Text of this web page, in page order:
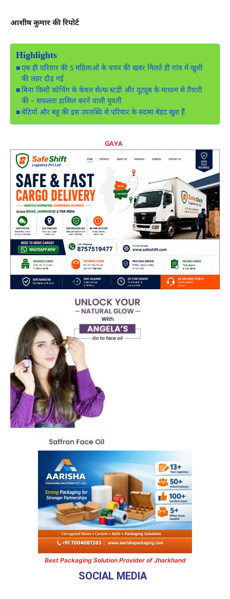
आशीष कुमार की रिपोर्ट
Highlights
एक ही परिवार की 5 महिलाओं के चयन की खबर मिलते ही गांव में खुशी
की लहर दौड़ गई
बिना किसी कोचिंग के केवल सेल्फ स्टडी और यूट्यूब के माध्यम से तैयारी
की – सफलता हासिल करने वाली युवती
बेटियों और बहू की इस उपलब्धि से परिवार के सदस्य बेहद खुश हैं
GAYA
Best Packaging Solution Provider of Jharkhand
SOCIAL MEDIA